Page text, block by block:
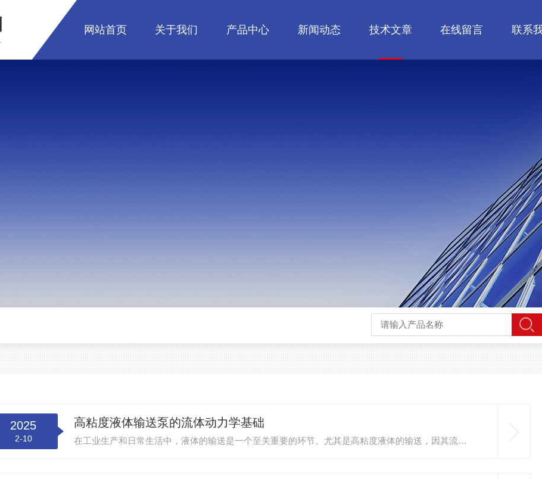
网站首页 关于我们 产品中心 新闻动态 技术文章 在线留言 联系
2025
2-10
高粘度液体输送泵的流体动力学基础
在工业生产和日常生活中，液体的输送是一个至关重要的环节。尤其是高粘度液体的输送，因其流动性差、流动阻力大，给泵的选择和设计带来了挑战。高粘度液体输送泵的流体动力学基础，主要涉及流体的性质、流动状态、泵的工作原理以及相关的流体力学理论。首先，高粘度液体的特性是理解其输送过程的关键。高粘度液体通常具有较高的内摩擦力，这意味着在流动过程中，液体分子之间的相互作用力较强，导致流动阻力增加。常见的高粘度液体包括油漆、糖浆、粘合剂等。这些液体的粘度通常在100mPa·s以上，甚至可以达到...